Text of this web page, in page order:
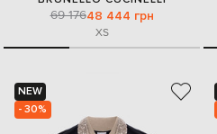
69 17648 444 грн
XS
NEW
- 30%